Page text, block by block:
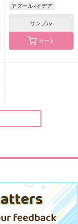
イデア×アズール
アズール×イデア
サンプル
カート